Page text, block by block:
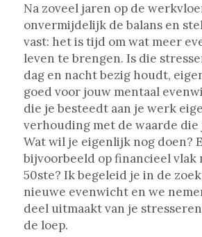
Na zoveel jaren op de
onvermijdelijk de balans en
vast: het is tijd om wat meer
leven te brengen. Is die
dag en nacht bezig houdt,
goed voor jouw mentaal
die je besteedt aan je werk
verhouding met de waarde
Wat wil je eigenlijk nog doen?
bijvoorbeeld op financieel vlak
50ste? Ik begeleid je in de
nieuwe evenwicht en we
deel uitmaakt van je
de loep.